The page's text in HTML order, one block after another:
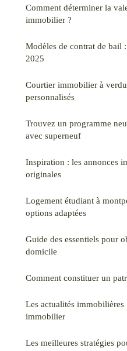
Comment déterminer la
immobilier ?
Modèles de contrat de bail
2025
Courtier immobilier à
personnalisés
Trouvez un programme
avec superneuf
Inspiration : les annonces
originales
Logement étudiant à
options adaptées
Guide des essentiels pour
domicile
Comment constituer un
Les actualités
immobilier
Les meilleures stratégies